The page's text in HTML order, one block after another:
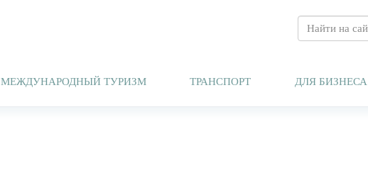
МЕЖДУНАРОДНЫЙ ТУРИЗМ ТРАНСПОРТ ДЛЯ БИЗНЕСА